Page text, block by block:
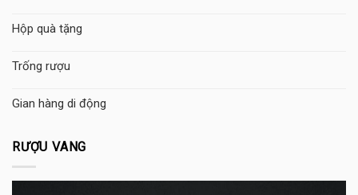
Hộp quà tặng
Trống rượu
Gian hàng di động
RƯỢU VANG